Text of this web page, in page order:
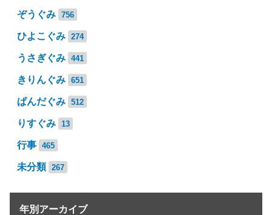
ぞうぐみ 756
ひよこぐみ 274
うさぎぐみ 441
きりんぐみ 651
ぱんだぐみ 512
りすぐみ 13
行事 465
未分類 267
年別アーカイブ